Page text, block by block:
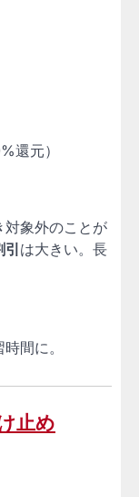
還元）
対象外のことが
引は大きい。長
間に。
止め